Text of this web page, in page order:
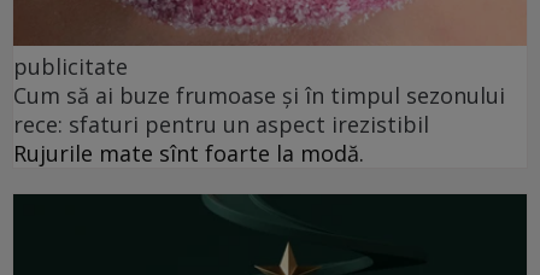
publicitate
Cum să ai buze frumoase şi în timpul sezonului
rece: sfaturi pentru un aspect irezistibil
Rujurile mate sînt foarte la modă.